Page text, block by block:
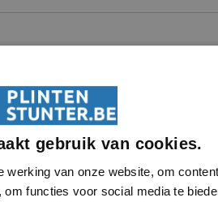
gebruik van cookies.
werking van onze website, om
functies voor social media te